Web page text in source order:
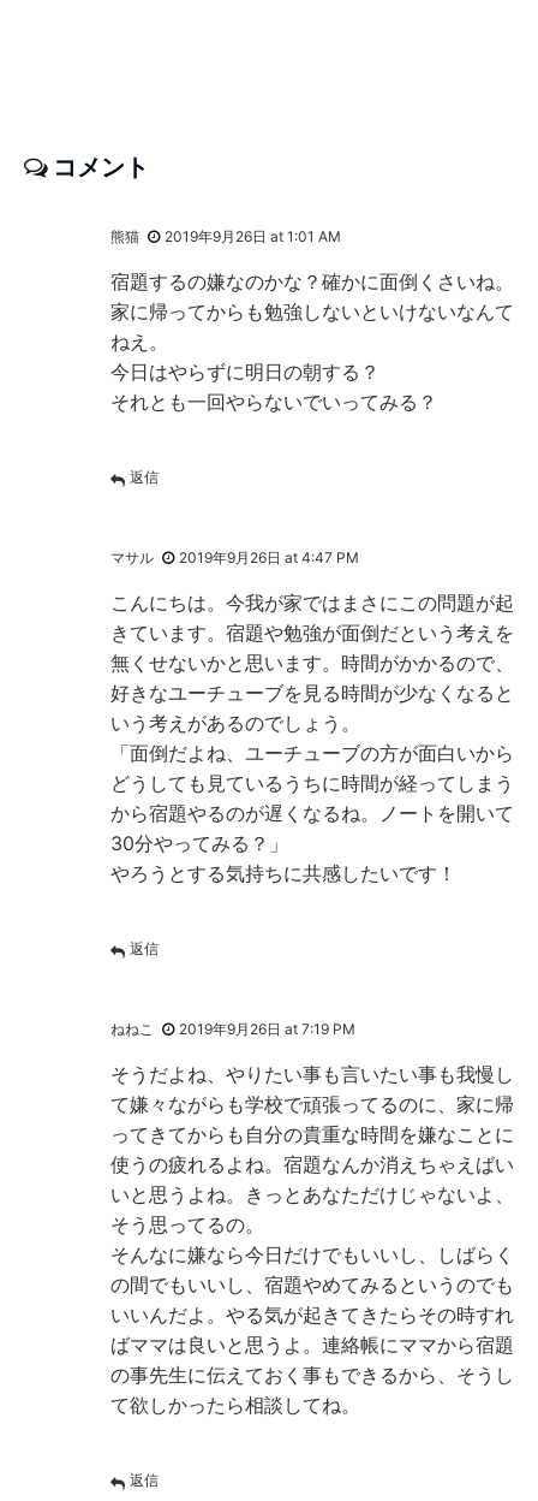
コメント
熊猫 2019年9月26日 at 1:01 AM
宿題するの嫌なのかな？確かに面倒くさいね。
家に帰ってからも勉強しないといけないなんて
ねえ。
今日はやらずに明日の朝する？
それとも一回やらないでいってみる？
返信
マサル 2019年9月26日 at 4:47 PM
こんにちは。今我が家ではまさにこの問題が起
きています。宿題や勉強が面倒だという考えを
無くせないかと思います。時間がかかるので、
好きなユーチューブを見る時間が少なくなると
いう考えがあるのでしょう。
「面倒だよね、ユーチューブの方が面白いから
どうしても見ているうちに時間が経ってしまう
から宿題やるのが遅くなるね。ノートを開いて
30分やってみる？」
やろうとする気持ちに共感したいです！
返信
ねねこ 2019年9月26日 at 7:19 PM
そうだよね、やりたい事も言いたい事も我慢し
て嫌々ながらも学校で頑張ってるのに、家に帰
ってきてからも自分の貴重な時間を嫌なことに
使うの疲れるよね。宿題なんか消えちゃえばい
いと思うよね。きっとあなただけじゃないよ、
そう思ってるの。
そんなに嫌なら今日だけでもいいし、しばらく
の間でもいいし、宿題やめてみるというのでも
いいんだよ。やる気が起きてきたらその時すれ
ばママは良いと思うよ。連絡帳にママから宿題
の事先生に伝えておく事もできるから、そうし
て欲しかったら相談してね。
返信